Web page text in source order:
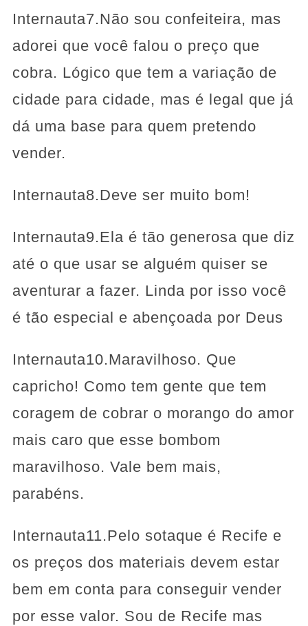
Internauta7.Não sou confeiteira, mas
adorei que você falou o preço que
cobra. Lógico que tem a variação de
cidade para cidade, mas é legal que já
dá uma base para quem pretendo
vender.
Internauta8.Deve ser muito bom!
Internauta9.Ela é tão generosa que diz
até o que usar se alguém quiser se
aventurar a fazer. Linda por isso você
é tão especial e abençoada por Deus
Internauta10.Maravilhoso. Que
capricho! Como tem gente que tem
coragem de cobrar o morango do amor
mais caro que esse bombom
maravilhoso. Vale bem mais,
parabéns.
Internauta11.Pelo sotaque é Recife e
os preços dos materiais devem estar
bem em conta para conseguir vender
por esse valor. Sou de Recife mas